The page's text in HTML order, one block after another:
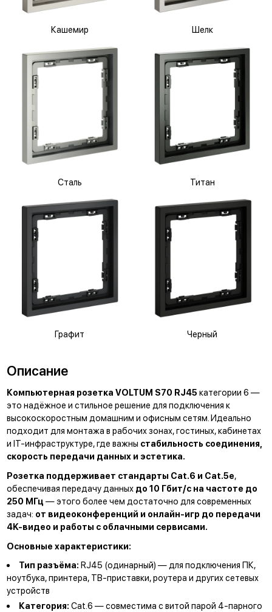
Кашемир Шелк
Сталь Титан
Графит Черный
Описание
Компьютерная розетка VOLTUM S70 RJ45 категории 6 —
это надёжное и стильное решение для подключения к
высокоскоростным домашним и офисным сетям. Идеально
подходит для монтажа в рабочих зонах, гостиных, кабинетах
и IT-инфраструктуре, где важны стабильность соединения,
скорость передачи данных и эстетика.
Розетка поддерживает стандарты Cat.6 и Cat.5e,
обеспечивая передачу данных до 10 Гбит/с на частоте до
250 МГц — этого более чем достаточно для современных
задач: от видеоконференций и онлайн-игр до передачи
4K-видео и работы с облачными сервисами.
Основные характеристики:
Тип разъёма:RJ45 (одинарный) — для подключения ПК,
ноутбука, принтера, ТВ-приставки, роутера и других сетевых
устройств
Категория: Cat.6 — совместима с витой парой 4-парного